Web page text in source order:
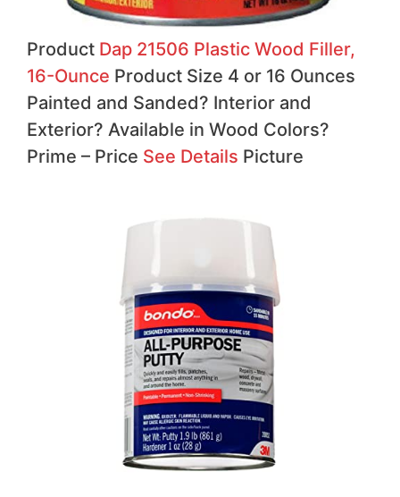
Product Dap 21506 Plastic Wood Filler,
16-Ounce Product Size 4 or 16 Ounces
Painted and Sanded? Interior and
Exterior? Available in Wood Colors?
Prime – Price See Details Picture